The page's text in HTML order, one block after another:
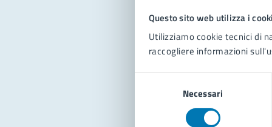
Questo sito web utilizza i
Utilizziamo cookie tecnici di
raccogliere informazioni
Necessari